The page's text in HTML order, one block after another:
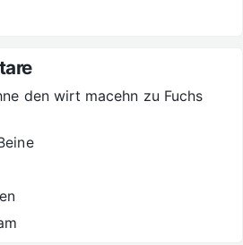
den wirt macehn zu Fuchs